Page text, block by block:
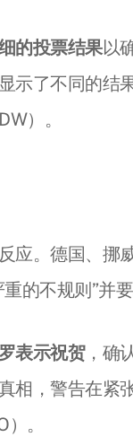
的投票结果以
示了不同的结
）。
应。德国、挪
的不规则”并
表示祝贺，确
相，警告在紧
。